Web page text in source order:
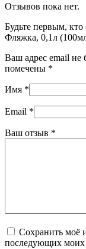
Отзывов пока нет.
Будьте первым, кто
Фляжка, 0,1л
Ваш адрес email не
помечены *
Имя *
Email *
Ваш отзыв *
Сохранить моё
последующих моих